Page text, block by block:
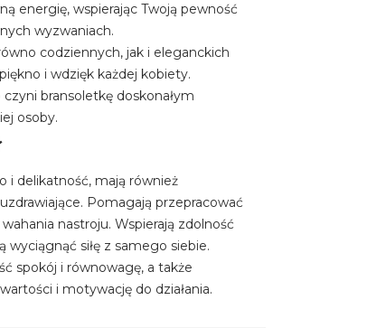
energię, wspierając Twoją pewność
wyzwaniach.
codziennych, jak i eleganckich
i wdzięk każdej kobiety.
czyni bransoletkę doskonałym
osoby.
i delikatność, mają również
Pomagają przepracować
nastroju. Wspierają zdolność
siłę z samego siebie.
spokój i równowagę, a także
i motywację do działania.